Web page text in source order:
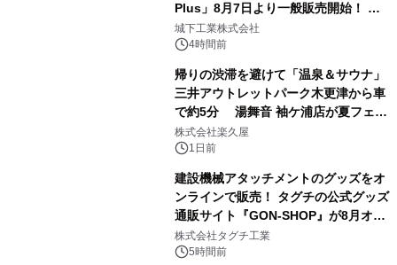
Plus」8月7日より一般販売開始！ ケ
ーブル1本つなぐだけ、テレビの音が
ぐっと豊かに
城下工業株式会社
4時間前
帰りの渋滞を避けて「温泉＆サウナ」
三井アウトレットパーク木更津から車
で約5分 湯舞音 袖ケ浦店が夏フェア
メニューを提供
株式会社楽久屋
1日前
建設機械アタッチメントのグッズをオ
ンラインで販売！ タグチの公式グッズ
通販サイト『GON-SHOP』が8月オー
プン
株式会社タグチ工業
5時間前